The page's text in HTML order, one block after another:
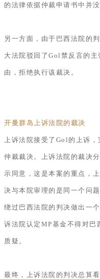
的法律依据仲裁申请书中并
另一方面，由于巴西法院的
大法院驳回了Gol禁反言的
由，拒绝执行该裁决。
开曼群岛上诉法院的裁决
上诉法院接受了Gol的上诉
仲裁裁决。上诉法院的裁决
示同意，这是本案的重点，
决与本院审理的是同一个问
绕过巴西法院的判决做出一
诉法院认定MP基金不得对巴
质疑。
最终，上诉法院的判决总算